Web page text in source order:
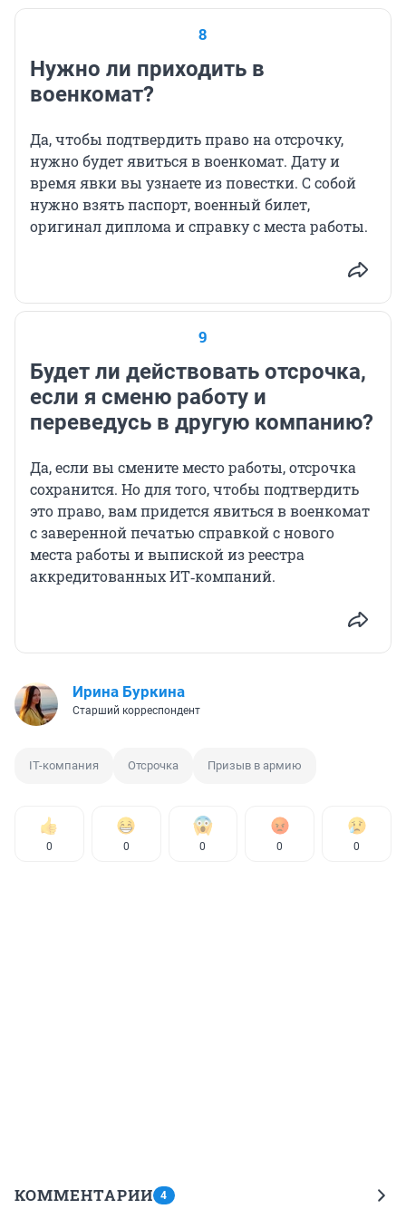
8
Нужно ли приходить в
военкомат?
Да, чтобы подтвердить право на отсрочку,
нужно будет явиться в военкомат. Дату и
время явки вы узнаете из повестки. С собой
нужно взять паспорт, военный билет,
оригинал диплома и справку с места работы.
9
Будет ли действовать отсрочка,
если я сменю работу и
переведусь в другую компанию?
Да, если вы смените место работы, отсрочка
сохранится. Но для того, чтобы подтвердить
это право, вам придется явиться в военкомат
с заверенной печатью справкой с нового
места работы и выпиской из реестра
аккредитованных ИТ‑компаний.
Ирина Буркина
Старший корреспондент
IT-компания Отсрочка Призыв в армию
0 0 0 0 0
КОММЕНТАРИИ 4